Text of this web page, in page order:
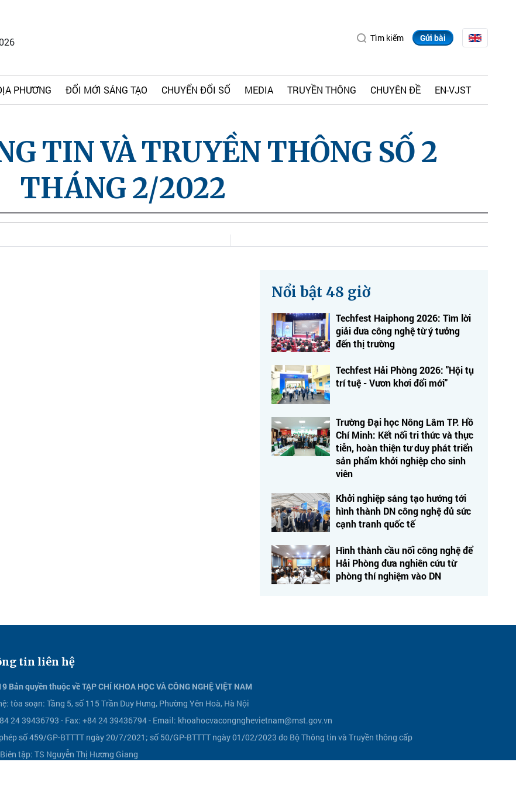
Tìm kiếm Gửi bài
PHƯƠNG ĐỔI MỚI SÁNG TẠO CHUYỂN ĐỔI SỐ MEDIA TRUYỀN THÔNG CHUYÊN ĐỀ EN-VJST
TIN VÀ TRUYỀN THÔNG SỐ 2
THÁNG 2/2022
Nổi bật 48 giờ
Techfest Haiphong 2026: Tìm lời
giải đưa công nghệ từ ý tưởng
đến thị trường
Techfest Hải Phòng 2026: "Hội tụ
trí tuệ - Vươn khơi đổi mới"
Trường Đại học Nông Lâm TP. Hồ
Chí Minh: Kết nối tri thức và thực
tiễn, hoàn thiện tư duy phát triển
sản phẩm khởi nghiệp cho sinh
viên
Khởi nghiệp sáng tạo hướng tới
hình thành DN công nghệ đủ sức
cạnh tranh quốc tế
Hình thành cầu nối công nghệ để
Hải Phòng đưa nghiên cứu từ
phòng thí nghiệm vào DN
tin liên hệ
Bản quyền thuộc về TẠP CHÍ KHOA HỌC VÀ CÔNG NGHỆ VIỆT NAM
tòa soạn: Tầng 5, số 115 Trần Duy Hưng, Phường Yên Hoà, Hà Nội
24 39436793 - Fax: +84 24 39436794 - Email: khoahocvacongnghevietnam@mst.gov.vn
số 459/GP-BTTTT ngày 20/7/2021; số 50/GP-BTTTT ngày 01/02/2023 do Bộ Thông tin và Truyền thông cấp
tập: TS Nguyễn Thị Hương Giang